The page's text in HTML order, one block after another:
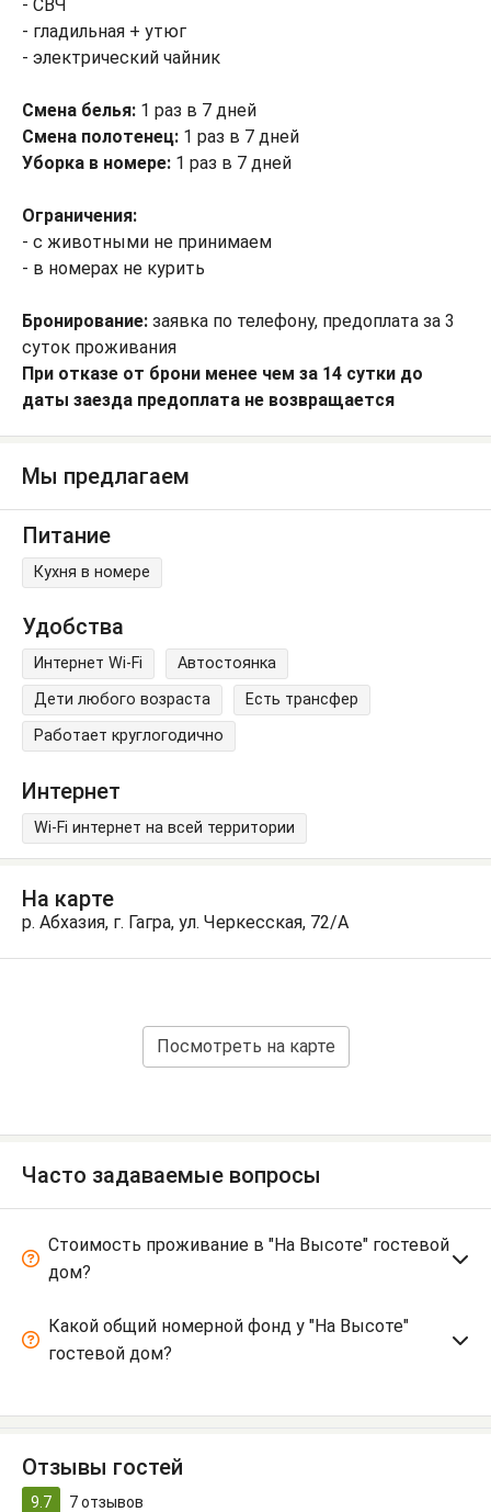
- СВЧ
- гладильная + утюг
- электрический чайник
Смена белья: 1 раз в 7 дней
Смена полотенец: 1 раз в 7 дней
Уборка в номере: 1 раз в 7 дней
Ограничения:
- с животными не принимаем
- в номерах не курить
Бронирование: заявка по телефону, предоплата за 3
суток проживания
При отказе от брони менее чем за 14 сутки до
даты заезда предоплата не возвращается
Мы предлагаем
Питание
Кухня в номере
Удобства
Интернет Wi-Fi
Автостоянка
Дети любого возраста
Есть трансфер
Работает круглогодично
Интернет
Wi-Fi интернет на всей территории
На карте
р. Абхазия, г. Гагра, ул. Черкесская, 72/А
Посмотреть на карте
Часто задаваемые вопросы
Стоимость проживание в "На Высоте" гостевой
дом?
Какой общий номерной фонд у "На Высоте"
гостевой дом?
Отзывы гостей
9.7 7отзывов